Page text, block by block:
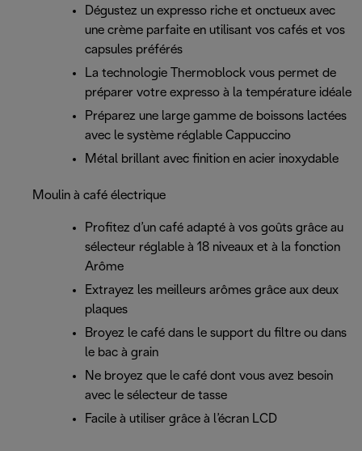
Dégustez un expresso riche et onctueux avec
une crème parfaite en utilisant vos cafés et vos
capsules préférés
La technologie Thermoblock vous permet de
préparer votre expresso à la température idéale
Préparez une large gamme de boissons lactées
avec le système réglable Cappuccino
Métal brillant avec finition en acier inoxydable
Moulin à café électrique
Profitez d’un café adapté à vos goûts grâce au
sélecteur réglable à 18 niveaux et à la fonction
Arôme
Extrayez les meilleurs arômes grâce aux deux
plaques
Broyez le café dans le support du filtre ou dans
le bac à grain
Ne broyez que le café dont vous avez besoin
avec le sélecteur de tasse
Facile à utiliser grâce à l’écran LCD